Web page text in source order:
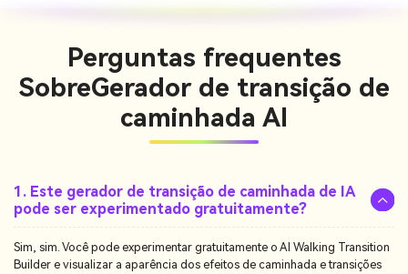
Perguntas frequentes
SobreGerador de transição de
caminhada AI
1. Este gerador de transição de caminhada de IA
pode ser experimentado gratuitamente?
Sim, sim. Você pode experimentar gratuitamente o AI Walking Transition
Builder e visualizar a aparência dos efeitos de caminhada e transições